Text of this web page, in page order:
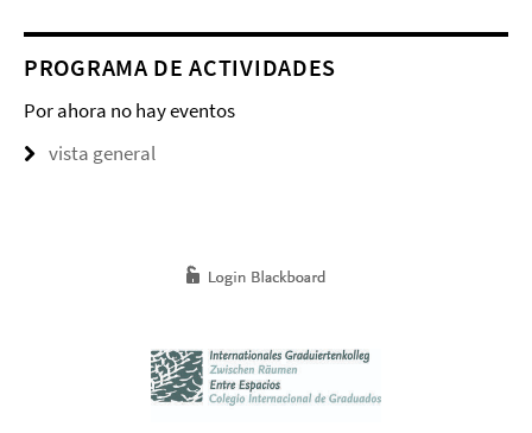
PROGRAMA DE ACTIVIDADES
Por ahora no hay eventos
vista general